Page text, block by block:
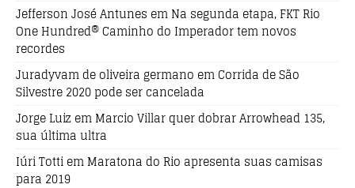
Jefferson José Antunes em Na segunda etapa, FKT Rio
One Hundred® Caminho do Imperador tem novos
recordes
Juradyvam de oliveira germano emCorrida de São
Silvestre 2020 pode ser cancelada
Jorge Luiz em Marcio Villar quer dobrar Arrowhead 135,
sua última ultra
Iúri Totti em Maratona do Rio apresenta suas camisas
para 2019